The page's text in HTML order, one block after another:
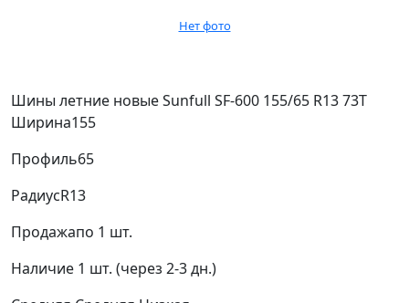
Нет фото
Шины летние новые Sunfull SF-600 155/65 R13 73T
Ширина155
Профиль65
РадиусR13
Продажапо 1 шт.
Наличие 1 шт. (через 2-3 дн.)